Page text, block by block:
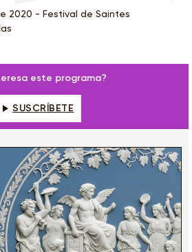
2020 - Festival de Saintes
este programa?
SUSCRÍBETE